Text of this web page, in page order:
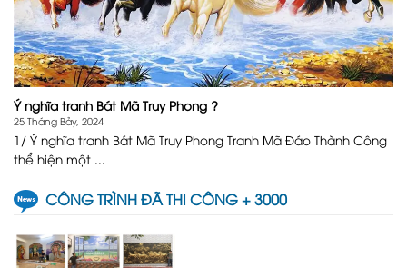
Ý nghĩa tranh Bát Mã Truy Phong ?
25 Tháng Bảy, 2024
1/ Ý nghĩa tranh Bát Mã Truy Phong Tranh Mã Đáo Thành Công
thể hiện một ...
CÔNG TRÌNH ĐÃ THI CÔNG + 3000